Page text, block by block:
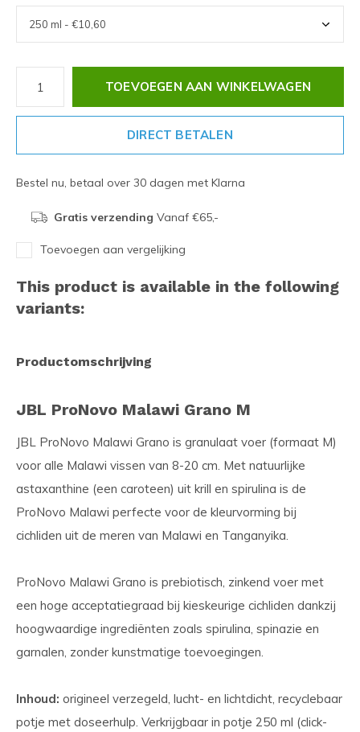
TOEVOEGEN AAN WINKELWAGEN
DIRECT BETALEN
Bestel nu, betaal over 30 dagen met Klarna
Gratis verzending Vanaf €65,-
Toevoegen aan vergelijking
This product is available in the following
variants:
Productomschrijving
JBL ProNovo Malawi Grano M
JBL ProNovo Malawi Grano is granulaat voer (formaat M)
voor alle Malawi vissen van 8-20 cm. Met natuurlijke
astaxanthine (een caroteen) uit krill en spirulina is de
ProNovo Malawi perfecte voor de kleurvorming bij
cichliden uit de meren van Malawi en Tanganyika.
ProNovo Malawi Grano is prebiotisch, zinkend voer met
een hoge acceptatiegraad bij kieskeurige cichliden dankzij
hoogwaardige ingrediënten zoals spirulina, spinazie en
garnalen, zonder kunstmatige toevoegingen.
Inhoud: origineel verzegeld, lucht- en lichtdicht, recyclebaar
potje met doseerhulp. Verkrijgbaar in potje 250 ml (click-